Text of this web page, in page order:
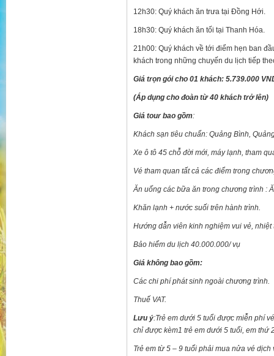
12h30: Quý khách ăn trưa tại Đồng Hới.
18h30: Quý khách ăn tối tại Thanh Hóa.
21h00: Quý khách về tới điểm hẹn ban
khách trong những chuyến du lịch tiếp
Giá trọn gói cho 01 khách: 5.739.000
(Áp dụng cho đoàn từ 40 khách trở lên)
Giá tour bao gồm:
Khách sạn tiêu chuẩn: Quảng Bình,
Xe ô tô 45 chỗ đời mới, máy lạnh, tham
Vé tham quan tất cả các điểm trong
Ăn uống các bữa ăn trong chương trình :
Khăn lạnh + nước suối trên hành trình.
Hướng dẫn viên kinh nghiệm vui vẻ, nhiệt
Bảo hiểm du lịch 40.000.000/ vụ
Giá không bao gồm:
Các chi phí phát sinh ngoài chương trình.
Thuế VAT.
Lưu ý:Trẻ em dưới 5 tuổi được miễn phí
chỉ được kèm1 trẻ em dưới 5 tuổi, em
Trẻ em từ 5 – 9 tuổi phải mua nửa vé